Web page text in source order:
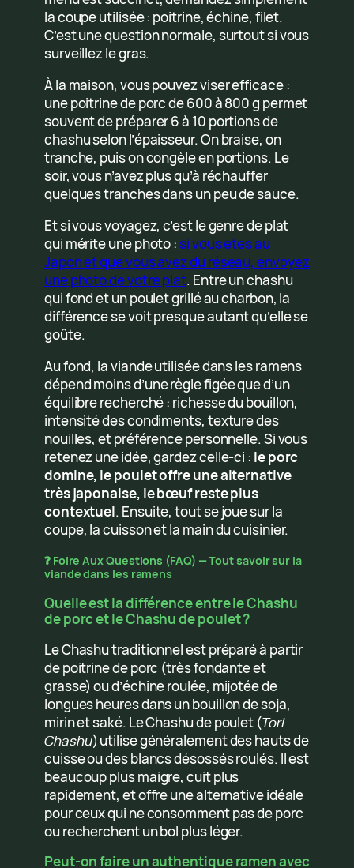
la coupe utilisée : poitrine, échine, filet.
C’est une question normale, surtout si vous
surveillez le gras.
À la maison, vous pouvez viser efficace :
une poitrine de porc de 600 à 800 g permet
souvent de préparer 6 à 10 portions de
chashu selon l’épaisseur. On braise, on
tranche, puis on congèle en portions. Le
soir, vous n’avez plus qu’à réchauffer
quelques tranches dans un peu de sauce.
Et si vous voyagez, c’est le genre de plat
qui mérite une photo :si vous etes au
Japon et que vous avez du réseau, envoyez
une photo de votre plat. Entre un chashu
qui fond et un poulet grillé au charbon, la
différence se voit presque autant qu’elle se
goûte.
Au fond, la viande utilisée dans les ramens
dépend moins d’une règle figée que d’un
équilibre recherché : richesse du bouillon,
intensité des condiments, texture des
nouilles, et préférence personnelle. Si vous
retenez une idée, gardez celle-ci : le porc
domine, le poulet offre une alternative
très japonaise, le bœuf reste plus
contextuel. Ensuite, tout se joue sur la
coupe, la cuisson et la main du cuisinier.
❓ Foire Aux Questions (FAQ) — Tout savoir sur la
viande dans les ramens
Quelle est la différence entre le Chashu
de porc et le Chashu de poulet ?
Le Chashu traditionnel est préparé à partir
de poitrine de porc (très fondante et
grasse) ou d’échine roulée, mijotée de
longues heures dans un bouillon de soja,
mirin et saké. Le Chashu de poulet (Tori
Chashu) utilise généralement des hauts de
cuisse ou des blancs désossés roulés. Il est
beaucoup plus maigre, cuit plus
rapidement, et offre une alternative idéale
pour ceux qui ne consomment pas de porc
ou recherchent un bol plus léger.
Peut-on faire un authentique ramen avec